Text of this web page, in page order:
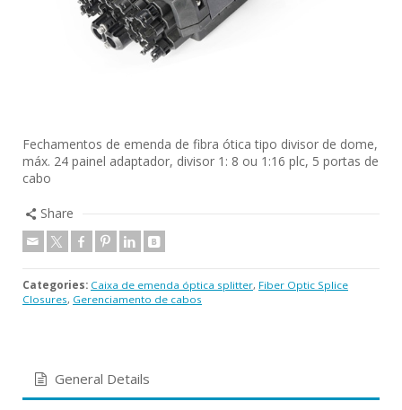
Fechamentos de emenda de fibra ótica tipo divisor de dome,
máx. 24 painel adaptador, divisor 1: 8 ou 1:16 plc, 5 portas de
cabo
Share
Categories: Caixa de emenda óptica splitter, Fiber Optic Splice
Closures, Gerenciamento de cabos
General Details